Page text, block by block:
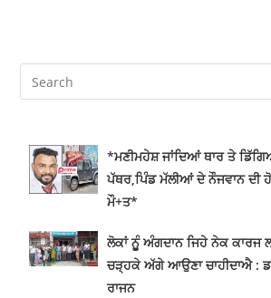
*ਮਣੀਮਹੇਸ਼ ਜਾਂਦਿਆਂ ਥਾਰ ਤੇ
ਪੱਥਰ,ਪਿੰਡ ਮੱਲੀਆਂ ਦੇ ਨੌਜਵਾਨ ਦੀ
ਮੌ+ਤ*
ਲੋਕਾਂ ਨੂੂੰ ਅੰਗਦਾਨ ਜਿਹੇ ਨੇਕ ਕਾਰਜ
ਚੜ੍ਹਕੇ ਅੱਗੇ ਆਉਣਾ ਚਾਹੀਦਾਐ :
ਰਾਜਨ